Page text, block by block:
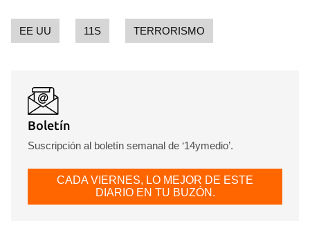
EE UU 11S TERRORISMO
Boletín
Suscripción al boletín semanal de ‘14ymedio’.
CADA VIERNES, LO MEJOR DE ESTE
DIARIO EN TU BUZÓN.